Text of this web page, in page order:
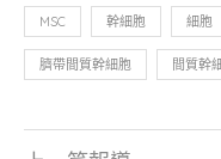
MSC 幹細胞 細胞
臍帶間質幹細胞 間質幹